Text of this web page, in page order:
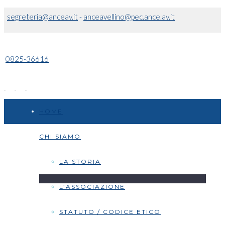
segreteria@anceav.it- anceavellino@pec.ance.av.it
0825-36616
CHI SIAMO
LA STORIA
L’ASSOCIAZIONE
STATUTO / CODICE ETICO